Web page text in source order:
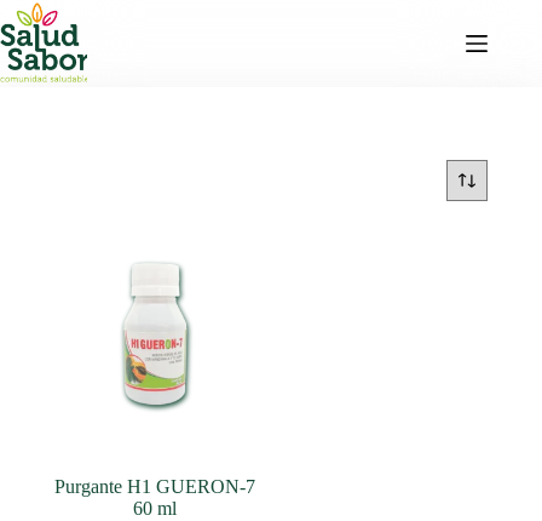
Saltar
al
contenido
Purgante H1 GUERON-7
60 ml